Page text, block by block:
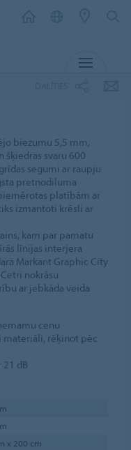
biezumu 5,5 mm,
šķiedras svaru 600
segumi ar raupju
pretnodiluma
platībām ar
izmantoti krēsli ar
kam par pamatu
līnijas interjera
Markant Graphic City
nokrāsu
ar jebkāda veida
cenu
materiāli, rēķinot pēc
dB
x 200 cm